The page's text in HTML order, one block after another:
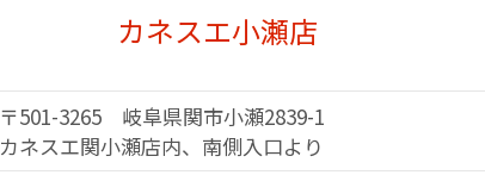
カネスエ小瀬店
〒501-3265 岐阜県関市小瀬2839-1
カネスエ関小瀬店内、南側入口より